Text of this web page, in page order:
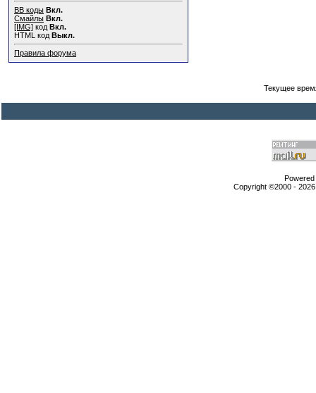
BB коды Вкл.
Смайлы Вкл.
[IMG] код Вкл.
HTML код Выкл.
Правила форума
Текущее
Copyright ©2000 -